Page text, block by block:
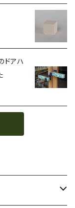
ドアハ